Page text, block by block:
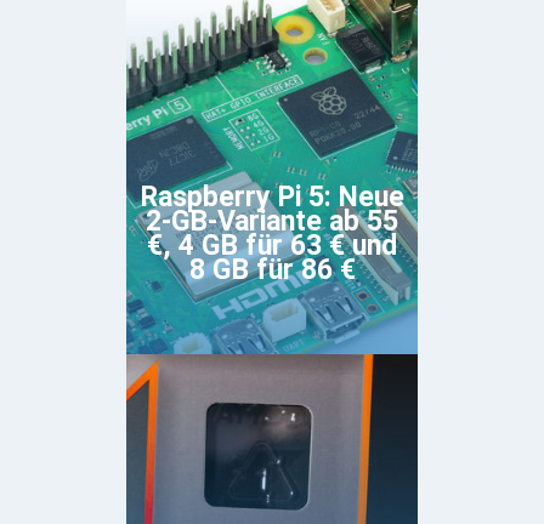
Raspberry Pi 5: Neue
2-GB-Variante ab 55
€, 4 GB für 63 € und
8 GB für 86 €